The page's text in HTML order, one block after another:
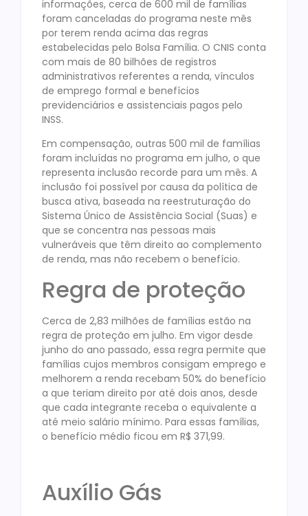
informações, cerca de 600 mil de famílias
foram canceladas do programa neste mês
por terem renda acima das regras
estabelecidas pelo Bolsa Família. O CNIS conta
com mais de 80 bilhões de registros
administrativos referentes a renda, vínculos
de emprego formal e benefícios
previdenciários e assistenciais pagos pelo
INSS.
Em compensação, outras 500 mil de famílias
foram incluídas no programa em julho, o que
representa inclusão recorde para um mês. A
inclusão foi possível por causa da política de
busca ativa, baseada na reestruturação do
Sistema Único de Assistência Social (Suas) e
que se concentra nas pessoas mais
vulneráveis que têm direito ao complemento
de renda, mas não recebem o benefício.
Regra de proteção
Cerca de 2,83 milhões de famílias estão na
regra de proteção em julho. Em vigor desde
junho do ano passado, essa regra permite que
famílias cujos membros consigam emprego e
melhorem a renda recebam 50% do benefício
a que teriam direito por até dois anos, desde
que cada integrante receba o equivalente a
até meio salário mínimo. Para essas famílias,
o benefício médio ficou em R$ 371,99.
Auxílio Gás